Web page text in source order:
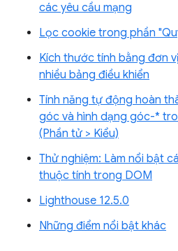
các yêu cầu mạng
Lọc cookie trong phần
Kích thước tính bằng đơn
nhiều bảng điều khiển
Tính năng tự động hoàn
góc và hình dạng góc-*
(Phần tử > Kiểu)
Thử nghiệm: Làm nổi bật
thuộc tính trong DOM
Lighthouse 12.5.0
Những điểm nổi bật khác